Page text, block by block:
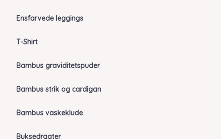
Ensfarvede leggings
T-Shirt
Bambus graviditetspuder
Bambus strik og cardigan
Bambus vaskeklude
Buksedragter